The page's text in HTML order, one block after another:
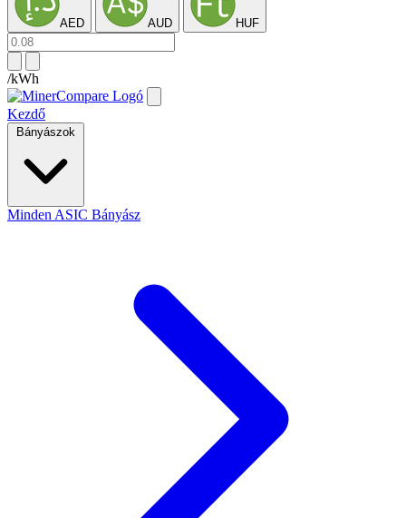
AED AUD HUF
/kWh
Kezdő
Bányászok
Minden ASIC Bányász